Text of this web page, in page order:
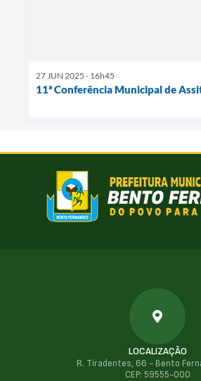
27 JUN 2025 - 16h45
11ª Conferência Municipal de
LOCALIZAÇÃO
R. Tiradentes, 66 - Bento
CEP: 59555-000